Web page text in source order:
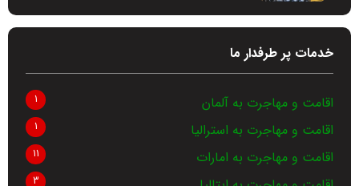
خدمات پر طرفدار ما
اقامت و مهاجرت به آلمان 1
اقامت و مهاجرت به استرالیا 1
اقامت و مهاجرت به امارات 11
3